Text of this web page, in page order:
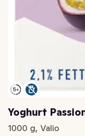
Yoghurt
1000 g, Valio